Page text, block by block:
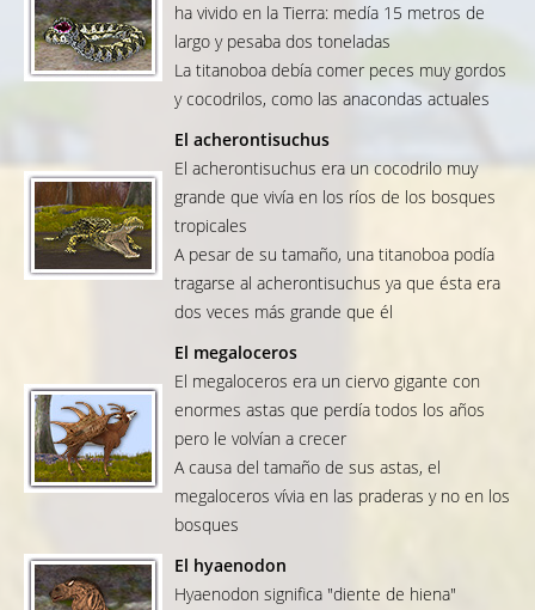
ha vivido en la Tierra: medía 15 metros de
largo y pesaba dos toneladas
La titanoboa debía comer peces muy gordos
y cocodrilos, como las anacondas actuales
El acherontisuchus
El acherontisuchus era un cocodrilo muy
grande que vivía en los ríos de los bosques
tropicales
A pesar de su tamaño, una titanoboa podía
tragarse al acherontisuchus ya que ésta era
dos veces más grande que él
El megaloceros
El megaloceros era un ciervo gigante con
enormes astas que perdía todos los años
pero le volvían a crecer
A causa del tamaño de sus astas, el
megaloceros vívia en las praderas y no en los
bosques
El hyaenodon
Hyaenodon significa "diente de hiena"